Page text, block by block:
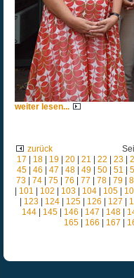
weiter lesen...
zurück
17
18| 19| 20| 21 22 23|
45| 46 47 48| 49| 50| 51
73
74 75 76 77 78 79
101 102 103 104 105
123| 124| 125| 126 127
144| 145| 146 147 148|
165| 166 167